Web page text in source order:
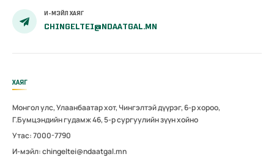
И-МЭЙЛ ХАЯГ
CHINGELTEI@NDAATGAL.MN
ХАЯГ
Монгол улс, Улаанбаатар хот, Чингэлтэй дүүрэг, 6-р хороо,
Г.Бумцэндийн гудамж 46, 5-р сургуулийн зүүн хойно
Утас: 7000-7790
И-мэйл: chingeltei@ndaatgal.mn